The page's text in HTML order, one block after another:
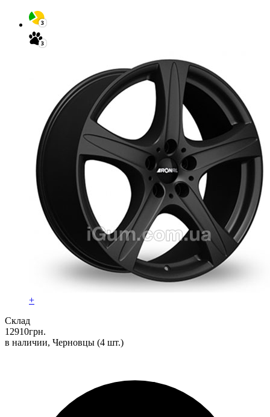
+
Склад
12910грн.
в наличии, Черновцы (4 шт.)